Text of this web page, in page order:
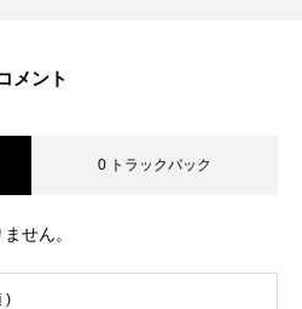
メント
0 トラックバック
せん。
)